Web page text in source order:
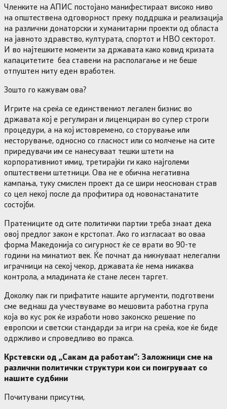
Членките на АПИС постојано манифестираат високо ниво
на општествена одговорност преку поддршка и реализација
на различни донаторски и хуманитарни проекти од областа
на јавното здравство, културата, спортот и НВО секторот.
И во најтешките моменти за државата како ковид кризата
капацитетите беа ставени на располагање и не беше
отпуштен ниту еден вработен.
Зошто го кажувам ова?
Игрите на среќа се единствениот легален бизнис во
државата кој е регулиран и лиценциран во супер строги
процедури, а на кој истовремено, со сторување или
несторување, односно со гласност или со молчење на сите
приредувачи им се нанесуваат тешки штети на
корпоративниот имиџ, третирајќи ги како најголеми
општествени штетници. Ова не е обична негативна
кампања, туку смислен проект да се шири неоснован страв
со цел некој после да профитира од новонастанатите
состојби.
Пратениците од сите политички партии треба знаат дека
овој предлог закон е крстопат. Ако го изгласаат во оваа
форма Македонија со сигурност ќе се врати во 90-те
години на минатиот век. Ќе почнат да никнуваат нелегални
играчници на секој чекор, државата ќе нема никаква
контрола, а младината ќе стане лесен таргет.
Доколку пак ги прифатите нашите аргументи, подготвени
сме веднаш да учествуваме во мешовита работна група
која во кус рок ќе изработи ново законско решение по
европски и светски стандарди за игри на среќа, кое ќе биде
одржливо и спроведливо во пракса.
Крстевски од „Сакам да работам“: Заложници сме на
различни политички структури кои си поигруваат со
нашите судбини
Почитувани присутни,